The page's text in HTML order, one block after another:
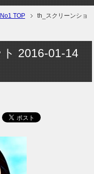
TOP
th_スクリーンショ
2016-01-14